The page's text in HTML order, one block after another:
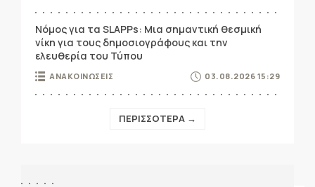
Νόμος για τα SLAPPs: Μια σημαντική θεσμική
νίκη για τους δημοσιογράφους και την
ελευθερία του Τύπου
ΑΝΑΚΟΙΝΩΣΕΙΣ 03.08.2026 15:29
ΠΕΡΙΣΣΟΤΕΡΑ →